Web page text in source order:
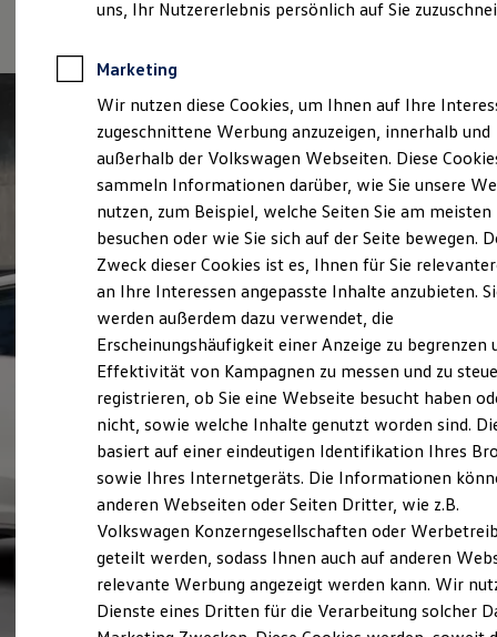
Behörden
Anpfiff zum Gewinn
Elektroautos
ID. Tutorials
Elektrofahrzeugkonzepte
Reichweite
Reichweite der ID. Modelle
Reichweite im Winter
Laden
Laden unterwegs
Laden Zuhause
Ladezeitensimulator
Batterie
Sicherheit
Garantie und Lebensdauer
Nachhaltigkeit
Technologie
Kosten und Kauf
Verbrauchskosten
Kaufoptionen
E-Auto-Förderung
Software und Konnektivität
Die ID. Software 6
ID. Software Versionen und Updates
Digitale Extras
Schnittstellen zu Ihrem ID.
uns, Ihr Nutzererlebnis persönlich auf Sie
Marketing
Wir nutzen diese Cookies, um Ihnen auf Ihre
zugeschnittene Werbung anzuzeigen, innerhalb und
außerhalb der Volkswagen Webseiten. Diese
sammeln Informationen darüber, wie Sie unsere
nutzen, zum Beispiel, welche Seiten Sie am meisten
besuchen oder wie Sie sich auf der Seite bewegen.
Zweck dieser Cookies ist es, Ihnen für Sie
an Ihre Interessen angepasste Inhalte anzubieten.
werden außerdem dazu verwendet, die
Erscheinungshäufigkeit einer Anzeige zu begrenzen
Effektivität von Kampagnen zu messen und zu
registrieren, ob Sie eine Webseite besucht haben
nicht, sowie welche Inhalte genutzt worden sind.
basiert auf einer eindeutigen Identifikation Ihres
sowie Ihres Internetgeräts. Die Informationen
anderen Webseiten oder Seiten Dritter, wie z.B.
Volkswagen Konzerngesellschaften oder
geteilt werden, sodass Ihnen auch auf anderen
relevante Werbung angezeigt werden kann. Wir
Dienste eines Dritten für die Verarbeitung solcher